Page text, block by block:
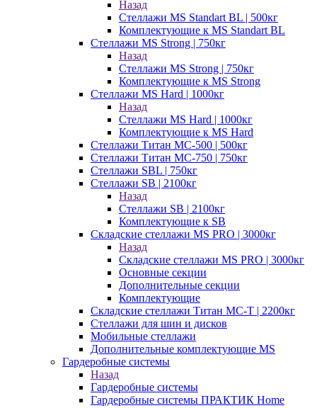
Назад
Стеллажи MS Standart BL | 500кг
Комплектующие к MS Standart BL
Стеллажи MS Strong | 750кг
Назад
Стеллажи MS Strong | 750кг
Комплектующие к MS Strong
Стеллажи MS Hard | 1000кг
Назад
Стеллажи MS Hard | 1000кг
Комплектующие к MS Hard
Стеллажи Титан МС-500 | 500кг
Стеллажи Титан МС-750 | 750кг
Стеллажи SBL | 750кг
Стеллажи SB | 2100кг
Назад
Стеллажи SB | 2100кг
Комплектующие к SB
Складские стеллажи MS PRO | 3000кг
Назад
Складские стеллажи MS PRO | 3000кг
Основные секции
Дополнительные секции
Комплектующие
Складские стеллажи Титан МС-Т | 2200кг
Стеллажи для шин и дисков
Мобильные стеллажи
Дополнительные комплектующие MS
Гардеробные системы
Назад
Гардеробные системы
Гардеробные системы ПРАКТИК Home